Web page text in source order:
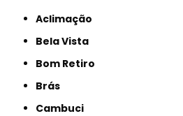
Aclimação
Bela Vista
Bom Retiro
Brás
Cambuci